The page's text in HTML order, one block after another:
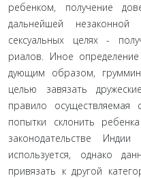
ребенком, получение
дальнейшей
сексуальных целях -
риалов. Иное
дующим образом,
целью завязать
правило осуществляемая
попытки склонить
законодательстве
используется, однако
привязать к другой